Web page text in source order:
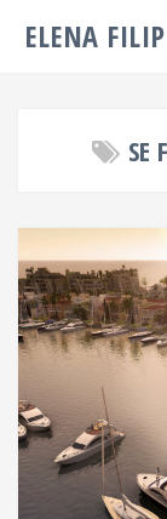
ELENA FILIP
SE